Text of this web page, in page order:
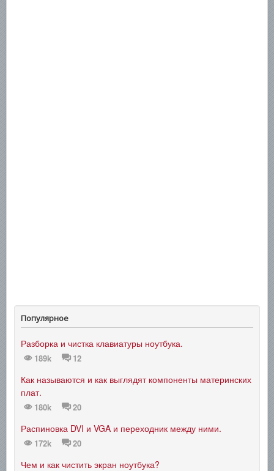
Популярное
Разборка и чистка клавиатуры ноутбука.
189k 12
Как называются и как выглядят компоненты материнских
плат.
180k 20
Распиновка DVI и VGA и переходник между ними.
172k 20
Чем и как чистить экран ноутбука?